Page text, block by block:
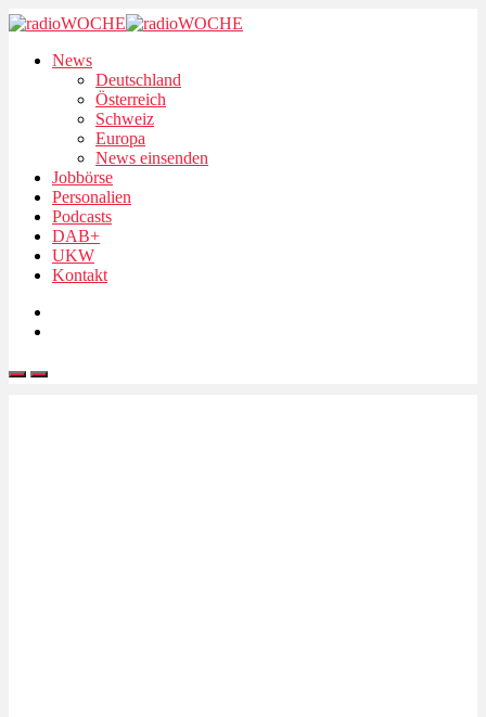
News
Deutschland
Österreich
Schweiz
Europa
News einsenden
Jobbörse
Personalien
Podcasts
DAB+
UKW
Kontakt